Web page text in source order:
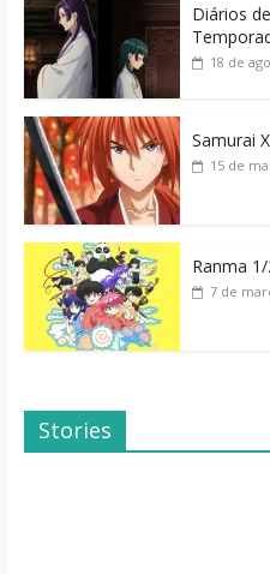
Diários
18 de
Samurai
15 de
Ranma
7 de
Stories
Dicas de Filmes
Para o Fim de